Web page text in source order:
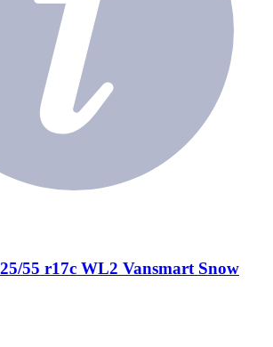
55 r17c WL2 Vansmart Snow